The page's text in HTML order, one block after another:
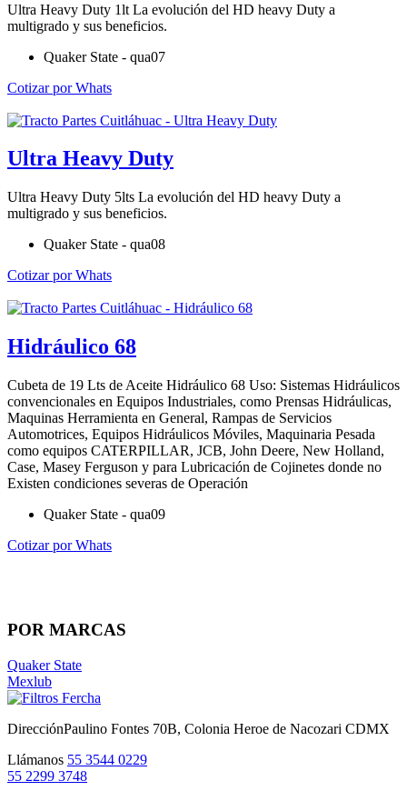
Ultra Heavy Duty 1lt La evolución del HD heavy Duty a
multigrado y sus beneficios.
Quaker State - qua07
Cotizar por Whats
Ultra Heavy Duty
Ultra Heavy Duty 5lts La evolución del HD heavy Duty a
multigrado y sus beneficios.
Quaker State - qua08
Cotizar por Whats
Hidráulico 68
Cubeta de 19 Lts de Aceite Hidráulico 68 Uso: Sistemas Hidráulicos
convencionales en Equipos Industriales, como Prensas Hidráulicas,
Maquinas Herramienta en General, Rampas de Servicios
Automotrices, Equipos Hidráulicos Móviles, Maquinaria Pesada
como equipos CATERPILLAR, JCB, John Deere, New Holland,
Case, Masey Ferguson y para Lubricación de Cojinetes donde no
Existen condiciones severas de Operación
Quaker State - qua09
Cotizar por Whats
POR MARCAS
Quaker State
Mexlub
DirecciónPaulino Fontes 70B, Colonia Heroe de Nacozari CDMX
Llámanos 55 3544 0229
55 2299 3748